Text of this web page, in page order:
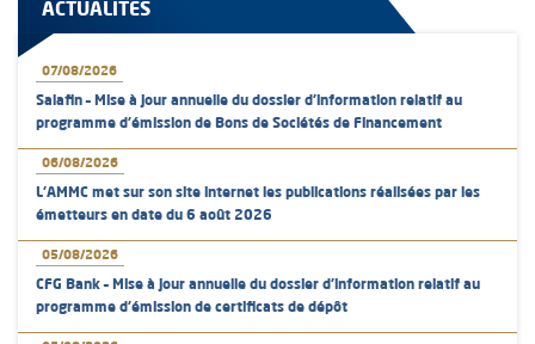
ACTUALITÉS
07/08/2026
Salafin – Mise à jour annuelle du dossier d’information relatif au
programme d'émission de Bons de Sociétés de Financement
06/08/2026
L’AMMC met sur son site internet les publications réalisées par les
émetteurs en date du 6 août 2026
05/08/2026
CFG Bank – Mise à jour annuelle du dossier d’information relatif au
programme d'émission de certificats de dépôt